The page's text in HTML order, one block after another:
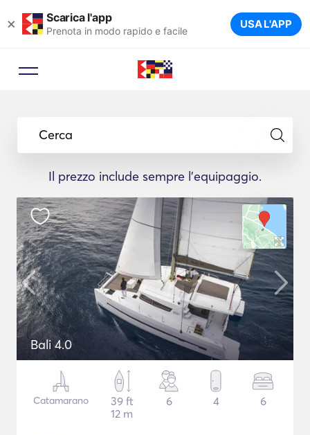
× Scarica l'app
Prenota in modo rapido e facile USA L'APP
Cerca
Il prezzo include sempre l'equipaggio.
Bali 4.0
Catamarano
39 ft
12 m
6 4 6